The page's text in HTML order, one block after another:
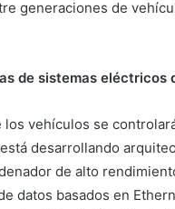
generaciones de
de sistemas eléctricos
vehículos se
desarrollando
de alto
datos basados en